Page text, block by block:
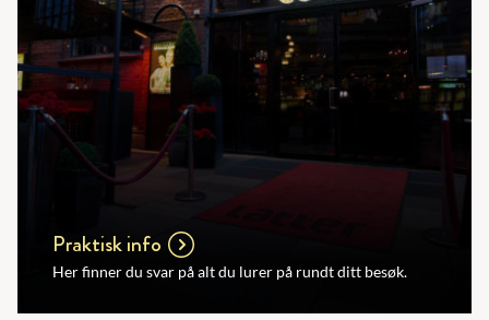
Praktisk info
Her finner du svar på alt du lurer på rundt ditt besøk.